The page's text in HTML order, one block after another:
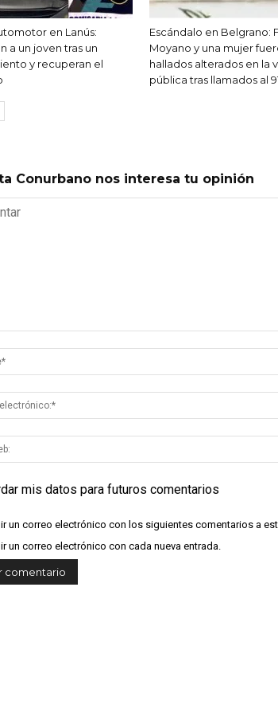
en Lanús:
a un joven tras un
y recuperan el
Escándalo en Belgrano:
Moyano y una mujer
hallados alterados en la
pública tras llamados al
Conurbano nos interesa tu opinión
mis datos para futuros comentarios
un correo electrónico con los siguientes comentarios a
un correo electrónico con cada nueva entrada.